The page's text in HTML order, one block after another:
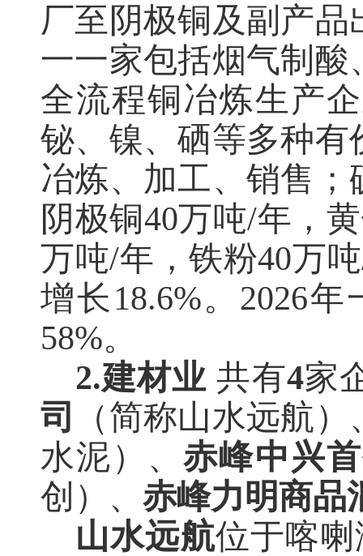
厂至阴极铜及副产
一一家包括烟气制
全流程铜冶炼生产
铋、镍、硒等多种有
冶炼、加工、销售
阴极铜40万吨/年，
万吨/年，铁粉40万
增长18.6%。2026
58%。
2.建材业 共有4家
司
（简称山水远航）
水泥）、赤峰中兴
创）、 赤峰力明商品
山水远航位于喀